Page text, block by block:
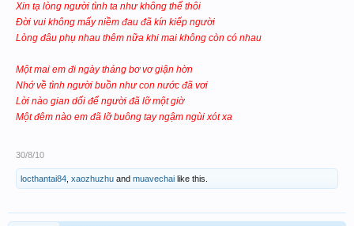
Xin tạ lòng người tình ta như không thế thôi
Đời vui không mấy niềm đau đã kín kiếp người
Lòng đâu phụ nhau thêm nữa khi mai không còn có nhau
Một mai em đi ngày tháng bơ vơ giận hờn
Nhớ về tình người buồn như con nước đã vơi
Lời nào gian dối để người đã lỡ một giờ
Một đêm nào em đã lỡ buông tay ngậm ngùi xót xa
30/8/10
locthantai84 xaozhuzhu and muavechai like this.